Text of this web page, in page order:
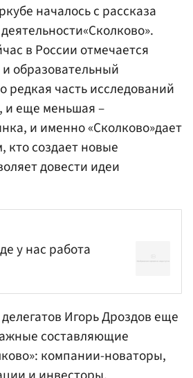
началось с рассказа
в России отмечается
образовательный
редкая часть исследований
и еще меньшая –
и именно «Сколково»дает
кто создает новые
довести идеи
у нас работа
Игорь Дроздов еще
составляющие
компании-новаторы,